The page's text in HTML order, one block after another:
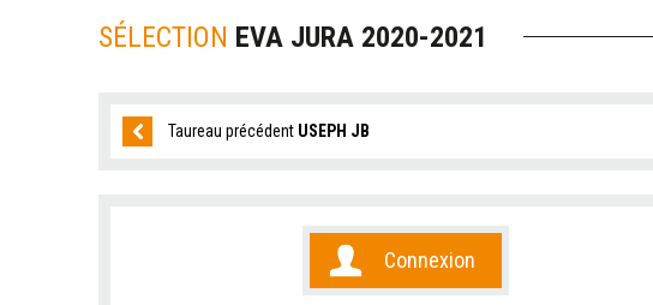
SÉLECTION EVA JURA 2020-2021
Taureau précédent USEPH JB
Connexion